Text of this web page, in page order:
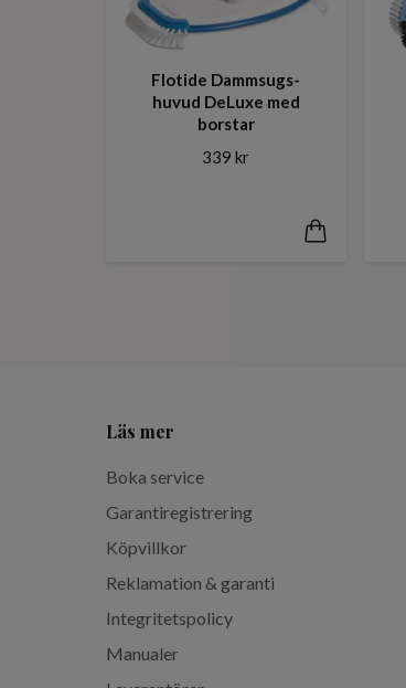
Flotide Dammsugs-
huvud DeLuxe med
borstar
339 kr
Läs mer
Boka service
Garantiregistrering
Köpvillkor
Reklamation & garanti
Integritetspolicy
Manualer